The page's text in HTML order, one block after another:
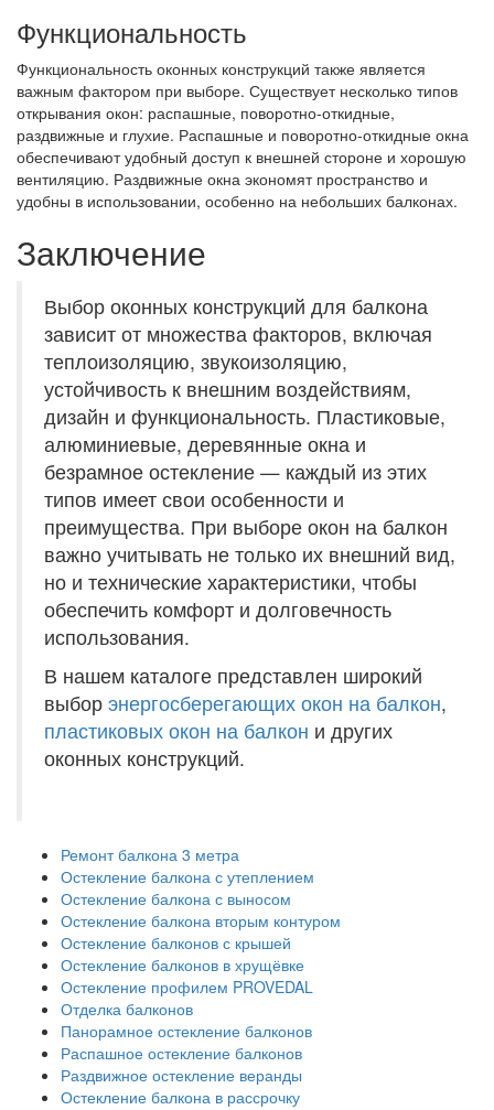
Функциональность
Функциональность оконных конструкций также является
важным фактором при выборе. Существует несколько типов
открывания окон: распашные, поворотно-откидные,
раздвижные и глухие. Распашные и поворотно-откидные окна
обеспечивают удобный доступ к внешней стороне и хорошую
вентиляцию. Раздвижные окна экономят пространство и
удобны в использовании, особенно на небольших балконах.
Заключение
Выбор оконных конструкций для балкона
зависит от множества факторов, включая
теплоизоляцию, звукоизоляцию,
устойчивость к внешним воздействиям,
дизайн и функциональность. Пластиковые,
алюминиевые, деревянные окна и
безрамное остекление — каждый из этих
типов имеет свои особенности и
преимущества. При выборе окон на балкон
важно учитывать не только их внешний вид,
но и технические характеристики, чтобы
обеспечить комфорт и долговечность
использования.
В нашем каталоге представлен широкий
выбор энергосберегающих окон на балкон,
пластиковых окон на балкон и других
оконных конструкций.
Ремонт балкона 3 метра
Остекление балкона с утеплением
Остекление балкона с выносом
Остекление балкона вторым контуром
Остекление балконов с крышей
Остекление балконов в хрущёвке
Остекление профилем PROVEDAL
Отделка балконов
Панорамное остекление балконов
Распашное остекление балконов
Раздвижное остекление веранды
Остекление балкона в рассрочку